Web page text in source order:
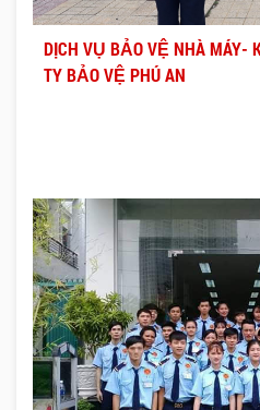
DỊCH VỤ BẢO VỆ NHÀ MÁY-
TY BẢO VỆ PHÚ AN